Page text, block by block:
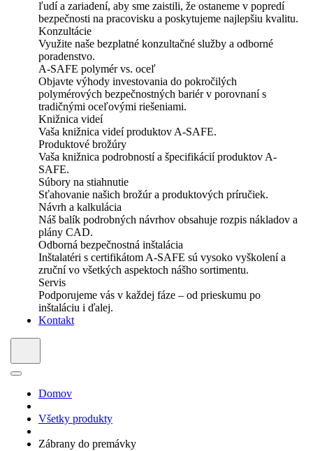
ľudí a zariadení, aby sme zaistili, že ostaneme v popredí
bezpečnosti na pracovisku a poskytujeme najlepšiu kvalitu.
Konzultácie
Využite naše bezplatné konzultačné služby a odborné
poradenstvo.
A-SAFE polymér vs. oceľ
Objavte výhody investovania do pokročilých
polymérových bezpečnostných bariér v porovnaní s
tradičnými oceľovými riešeniami.
Knižnica videí
Vaša knižnica videí produktov A-SAFE.
Produktové brožúry
Vaša knižnica podrobností a špecifikácií produktov A-
SAFE.
Súbory na stiahnutie
Sťahovanie našich brožúr a produktových príručiek.
Návrh a kalkulácia
Náš balík podrobných návrhov obsahuje rozpis nákladov a
plány CAD.
Odborná bezpečnostná inštalácia
Inštalatéri s certifikátom A-SAFE sú vysoko vyškolení a
zruční vo všetkých aspektoch nášho sortimentu.
Servis
Podporujeme vás v každej fáze – od prieskumu po
inštaláciu i ďalej.
Kontakt
Domov
Všetky produkty
Zábrany do premávky